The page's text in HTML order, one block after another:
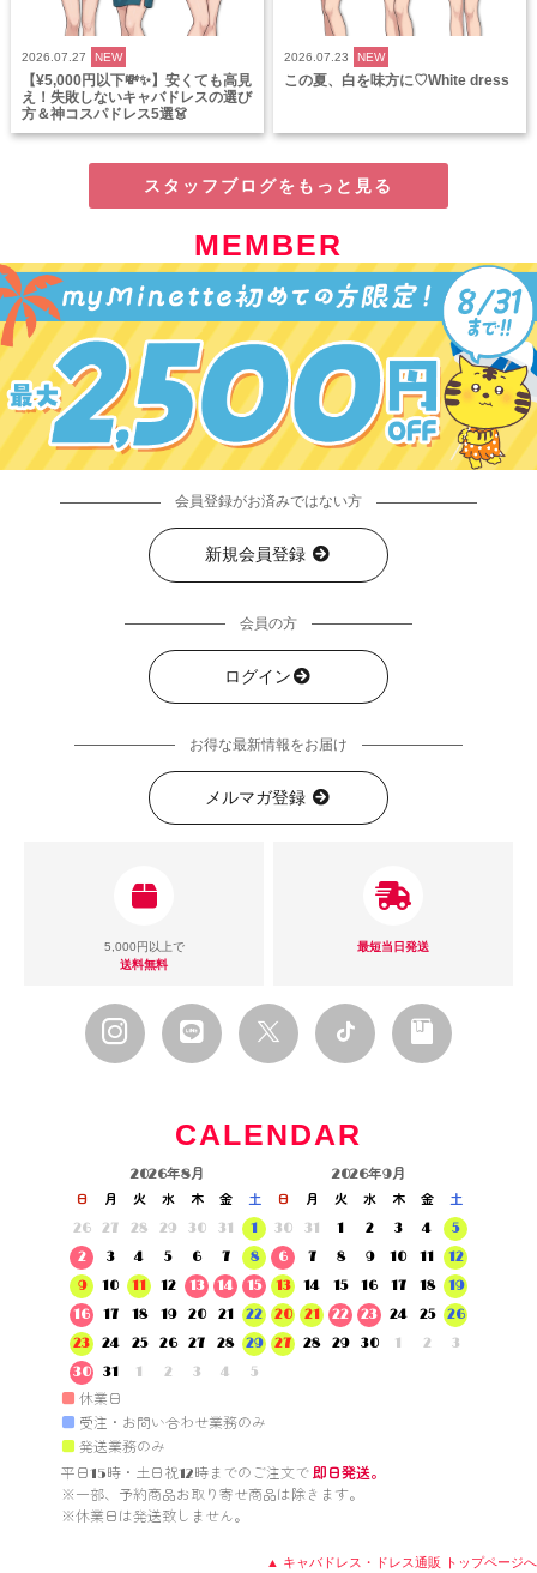
2026.07.27 NEW
【¥5,000円以下💸✨】安くても高見
え！失敗しないキャバドレスの選び
方＆神コスパドレス5選👗
2026.07.23 NEW
この夏、白を味方に♡White dress
スタッフブログをもっと見る
MEMBER
会員登録がお済みではない方
新規会員登録
会員の方
ログイン
お得な最新情報をお届け
メルマガ登録
5,000円以上で
送料無料
最短当日発送
CALENDAR
2026年8月
日 月 火 水 木 金
土
26
27 28 29 30 31
1
2
3 4 5 6 7
8
9
10 11 12 13 14
15
16
17 18 19 20 21
22
23
24 25 26 27 28
29
30
31 1 2 3 4 5
2026年9月
日 月 火 水 木 金
土
30
31 1 2 3 4
5
6
7 8 9 10 11
12
13
14 15 16 17 18
19
20
21 22 23 24 25
26
27
28 29 30 1 2 3
■ 休業日
■ 受注・お問い合わせ業務のみ
■ 発送業務のみ
平日15時・土日祝12時までのご注文で 即日発送。
※一部、予約商品お取り寄せ商品は除きます。
※休業日は発送致しません。
▲ キャバドレス・ドレス通販 トップページへ